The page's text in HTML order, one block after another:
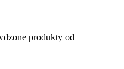
produkty od